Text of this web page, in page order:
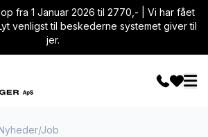
fra 1 Januar 2026 til 2770,- | Vi har fået
venligst til beskederne systemet giver til
jer.
Job